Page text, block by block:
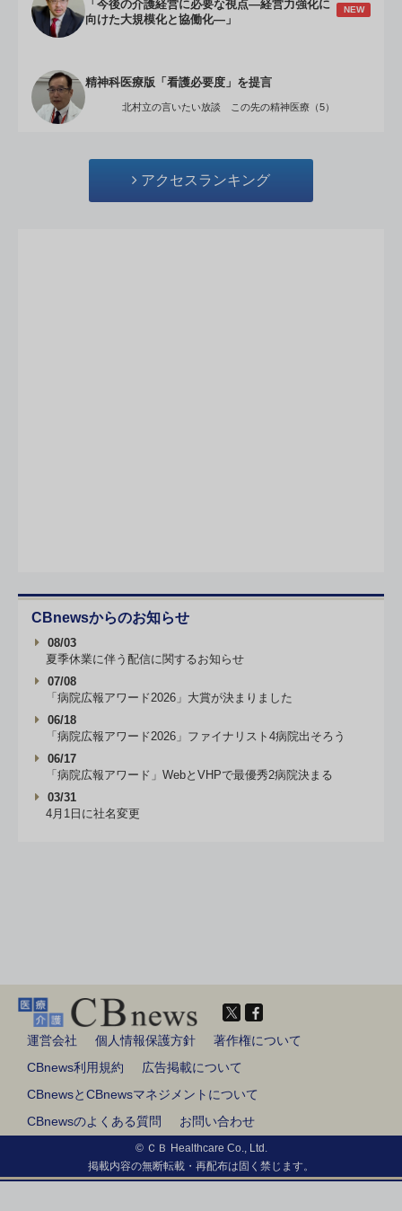
「今後の介護経営に必要な視点―経営力強化に
向けた大規模化と協働化―」
NEW
精神科医療版「看護必要度」を提言
北村立の言いたい放談 この先の精神医療（5）
アクセスランキング
CBnewsからのお知らせ
08/03
夏季休業に伴う配信に関するお知らせ
07/08
「病院広報アワード2026」大賞が決まりました
06/18
「病院広報アワード2026」ファイナリスト4病院出そろう
06/17
「病院広報アワード」WebとVHPで最優秀2病院決まる
03/31
4月1日に社名変更
運営会社 個人情報保護方針
著作権について
CBnews利用規約
広告掲載について
CBnewsとCBnewsマネジメントについて
CBnewsのよくある質問
お問い合わせ
© ＣＢ Healthcare Co., Ltd.
掲載内容の無断転載・再配布は固く禁じます。